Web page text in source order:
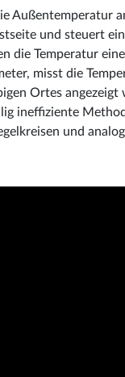
Außentemperatur
und steuert
die Temperatur
misst die
Ortes angezeigt
ineffiziente
und